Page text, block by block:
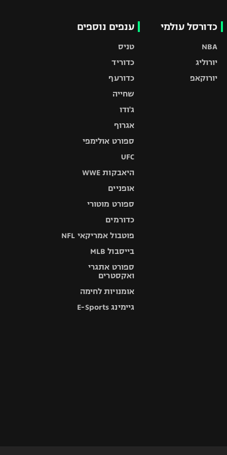
כדורסל עולמי
NBA
יורוליג
יורוקאפ
ענפים נוספים
טניס
כדוריד
כדורעף
שחייה
ג'ודו
אגרוף
ספורט אולימפי
UFC
היאבקות WWE
אופניים
ספורט מוטורי
כדורמים
פוטבול אמריקאי NFL
בייסבול MLB
ספורט אתגרי
ואקסטרים
אומנויות לחימה
גיימינג E-Sports